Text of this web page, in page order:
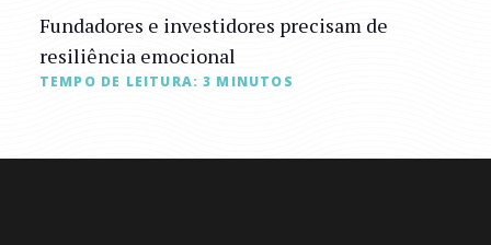
Fundadores e investidores precisam de
resiliência emocional
TEMPO DE LEITURA: 3 MINUTOS